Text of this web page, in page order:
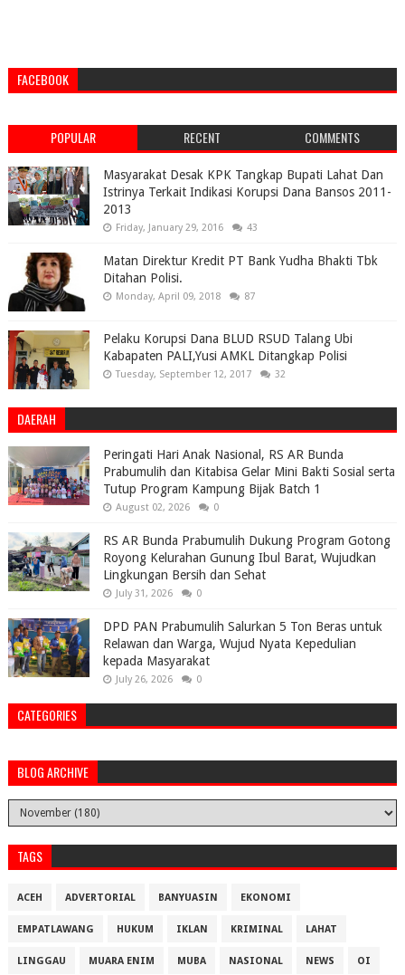
FACEBOOK
POPULAR RECENT COMMENTS
Masyarakat Desak KPK Tangkap Bupati Lahat Dan
Istrinya Terkait Indikasi Korupsi Dana Bansos 2011-
2013
Friday, January 29, 2016 43
Matan Direktur Kredit PT Bank Yudha Bhakti Tbk
Ditahan Polisi.
Monday, April 09, 2018 87
Pelaku Korupsi Dana BLUD RSUD Talang Ubi
Kabapaten PALI,Yusi AMKL Ditangkap Polisi
Tuesday, September 12, 2017 32
DAERAH
Peringati Hari Anak Nasional, RS AR Bunda
Prabumulih dan Kitabisa Gelar Mini Bakti Sosial serta
Tutup Program Kampung Bijak Batch 1
August 02, 2026 0
RS AR Bunda Prabumulih Dukung Program Gotong
Royong Kelurahan Gunung Ibul Barat, Wujudkan
Lingkungan Bersih dan Sehat
July 31, 2026 0
DPD PAN Prabumulih Salurkan 5 Ton Beras untuk
Relawan dan Warga, Wujud Nyata Kepedulian
kepada Masyarakat
July 26, 2026 0
CATEGORIES
BLOG ARCHIVE
TAGS
ACEH ADVERTORIAL BANYUASIN EKONOMI
EMPATLAWANG HUKUM IKLAN KRIMINAL LAHAT
LINGGAU MUARA ENIM MUBA NASIONAL NEWS OI